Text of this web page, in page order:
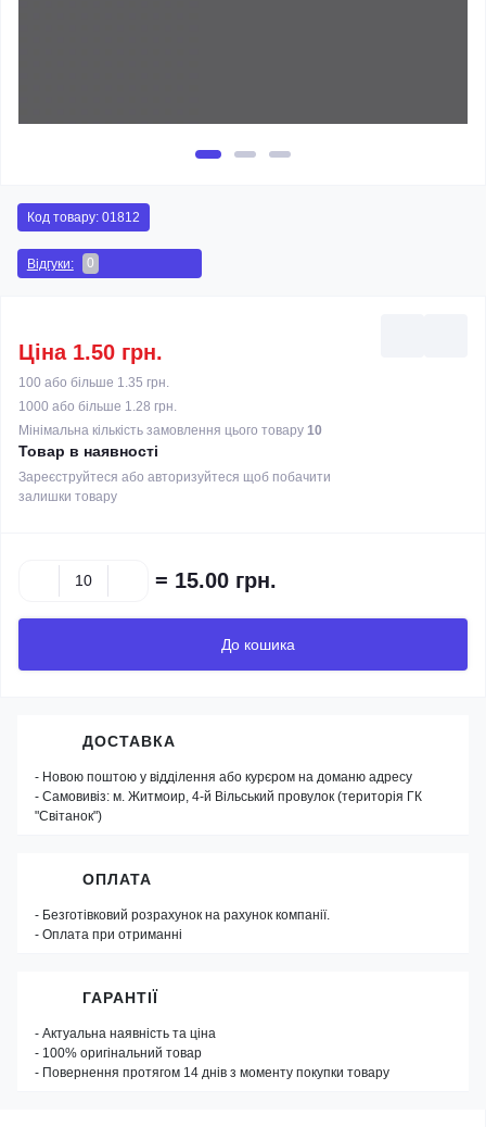
Код товару:01812
Відгуки: 0
Ціна 1.50 грн.
100 або більше 1.35 грн.
1000 або більше 1.28 грн.
Мінімальна кількість замовлення цього товару 10
Товар в наявності
Зареєструйтеся або авторизуйтеся щоб побачити
залишки товару
= 15.00 грн.
До кошика
ДОСТАВКА
- Новою поштою у відділення або курєром на доманю адресу
- Самовивіз: м. Житмоир, 4-й Вільський провулок (територія ГК
"Світанок")
ОПЛАТА
- Безготівковий розрахунок на рахунок компанії.
- Оплата при отриманні
ГАРАНТІЇ
- Актуальна наявність та ціна
- 100% оригінальний товар
- Повернення протягом 14 днів з моменту покупки товару